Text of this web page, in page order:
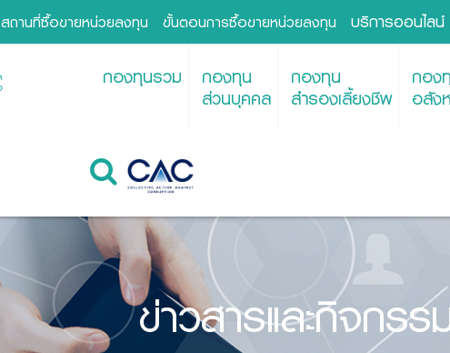
สถานที่ซื้อขายหน่วยลงทุน ขั้นตอนการซื้อขายหน่วยลงทุน บริการออนไลน์
กองทุนรวม กองทุน
ส่วนบุคคล
กองทุน
สำรองเลี้ยงชีพ
กอง
อสัง
ข่าวสารและกิจกรร